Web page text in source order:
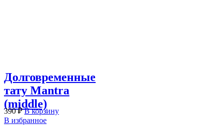
Долговременные
тату Mantra
(middle)
390₽ В корзину
В избранное